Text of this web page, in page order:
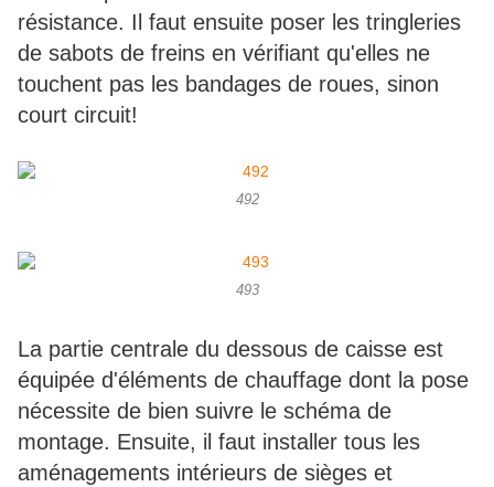
résistance. Il faut ensuite poser les tringleries
de sabots de freins en vérifiant qu'elles ne
touchent pas les bandages de roues, sinon
court circuit!
492
493
La partie centrale du dessous de caisse est
équipée d'éléments de chauffage dont la pose
nécessite de bien suivre le schéma de
montage. Ensuite, il faut installer tous les
aménagements intérieurs de sièges et